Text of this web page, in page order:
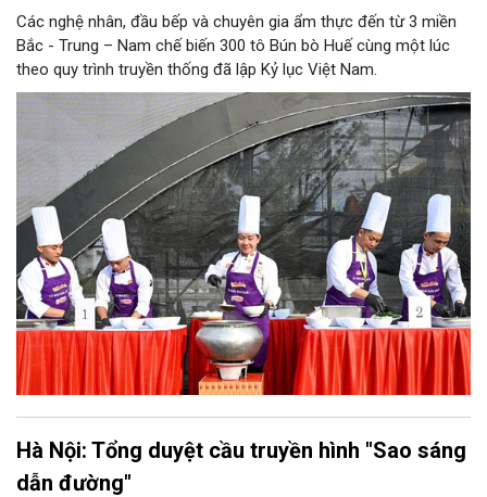
Các nghệ nhân, đầu bếp và chuyên gia ẩm thực đến từ 3 miền
Bắc - Trung – Nam chế biến 300 tô Bún bò Huế cùng một lúc
theo quy trình truyền thống đã lập Kỷ lục Việt Nam.
Hà Nội: Tổng duyệt cầu truyền hình "Sao sáng
dẫn đường"